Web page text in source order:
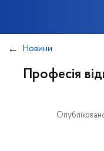
Новини
Професія